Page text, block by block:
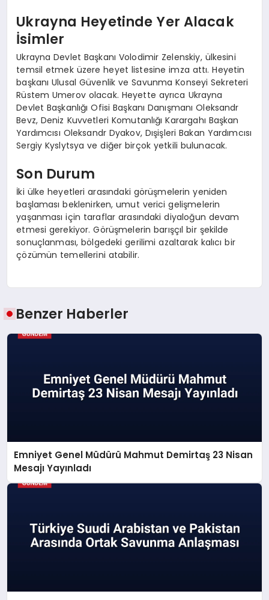
Ukrayna Heyetinde Yer Alacak
İsimler
Ukrayna Devlet Başkanı Volodimir Zelenskiy, ülkesini
temsil etmek üzere heyet listesine imza attı. Heyetin
başkanı Ulusal Güvenlik ve Savunma Konseyi Sekreteri
Rüstem Umerov olacak. Heyette ayrıca Ukrayna
Devlet Başkanlığı Ofisi Başkanı Danışmanı Oleksandr
Bevz, Deniz Kuvvetleri Komutanlığı Karargahı Başkan
Yardımcısı Oleksandr Dyakov, Dışişleri Bakan Yardımcısı
Sergiy Kyslytsya ve diğer birçok yetkili bulunacak.
Son Durum
İki ülke heyetleri arasındaki görüşmelerin yeniden
başlaması beklenirken, umut verici gelişmelerin
yaşanması için taraflar arasındaki diyaloğun devam
etmesi gerekiyor. Görüşmelerin barışçıl bir şekilde
sonuçlanması, bölgedeki gerilimi azaltarak kalıcı bir
çözümün temellerini atabilir.
Benzer Haberler
Emniyet Genel Müdürü Mahmut Demirtaş 23 Nisan
Mesajı Yayınladı